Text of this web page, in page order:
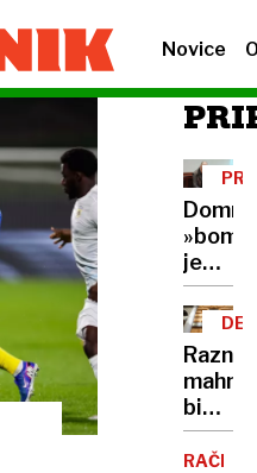
Novice
je
rešila
DNK
Razni
bi
kar
RAČE